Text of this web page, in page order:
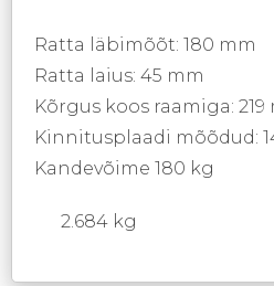
Ratta läbimõõt: 180 mm
Ratta laius: 45 mm
Kõrgus koos raamiga: 219
Kinnitusplaadi mõõdud:
Kandevõime 180 kg
2.684 kg